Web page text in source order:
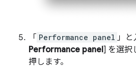
「 Performance panel 」と
Performance panel] を選択
押します。